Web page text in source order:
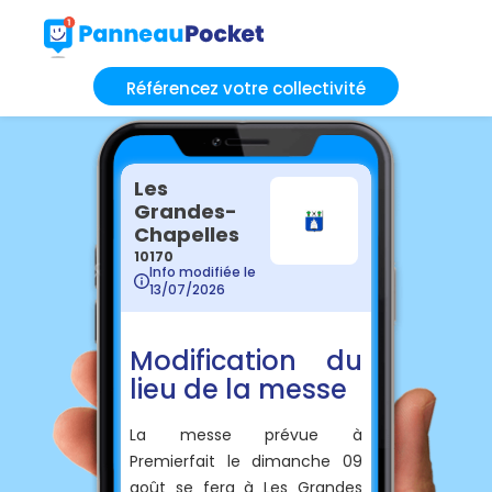
Référencez votre collectivité
Les
Grandes-
Chapelles
10170
Info modifiée le
13/07/2026
Modification du
lieu de la messe
La messe prévue à
Premierfait le dimanche 09
août se fera à Les Grandes